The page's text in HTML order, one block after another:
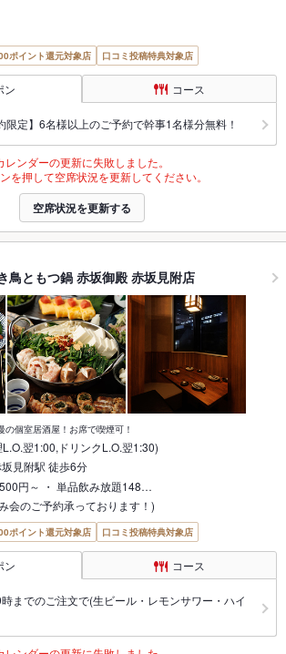
ポイント還元対象店 口コミ投稿特典対象店
ン コース
限定】6名様以上のご予約で幹事1名様分無料！
レンダーの更新に失敗しました。
を押して空席状況を更新してください。
空席状況を更新する
鳥ともつ鍋 赤坂御殿 赤坂見附店
個室居酒屋！お席で喫煙可！
翌1:00,ドリンクL.O.翌1:30)
見附駅 徒歩6分
円～ ・ 単品飲み放題148…
会のご予約承っております！)
ポイント還元対象店 口コミ投稿特典対象店
ン コース
までのご注文で(生ビール・レモンサワー・ハイ